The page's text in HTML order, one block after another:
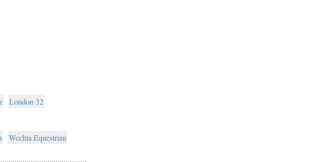
London 32
Wechta Equestrian